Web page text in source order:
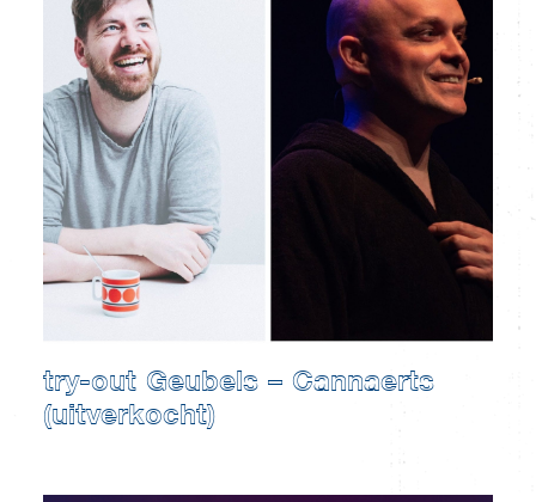
try-out Geubels – Cannaerts
(uitverkocht)